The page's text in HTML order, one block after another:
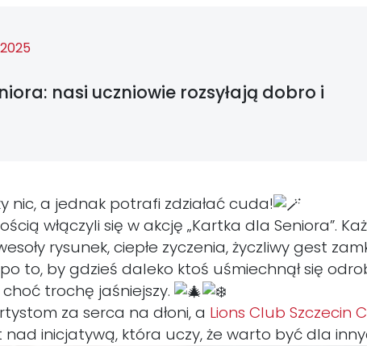
nasi uczniowie rozsyłają dobro i
nic, a jednak potrafi zdziałać cuda!
włączyli się w akcję „Kartka dla Seniora”.
rysunek, ciepłe zyczenia, życzliwy gest
to, by gdzieś daleko ktoś uśmiechnął się
choć trochę jaśniejszy.
za serca na dłoni, a Lions Club Szczecin
inicjatywą, która uczy, że warto być dla